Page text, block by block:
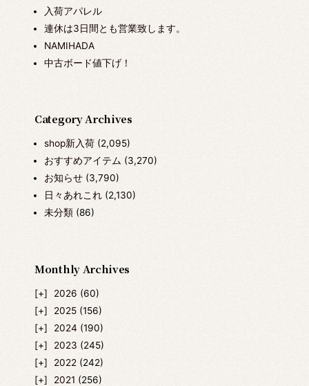
入荷アパレル
連休は3日間とも営業致します。
NAMIHADA
中古ボード値下げ！
Category Archives
shop新入荷(2,095)
おすすめアイテム (3,270)
お知らせ(3,790)
日々あれこれ(2,130)
未分類(86)
Monthly Archives
2026 (60)
2025 (156)
2024 (190)
2023 (245)
2022 (242)
2021 (256)